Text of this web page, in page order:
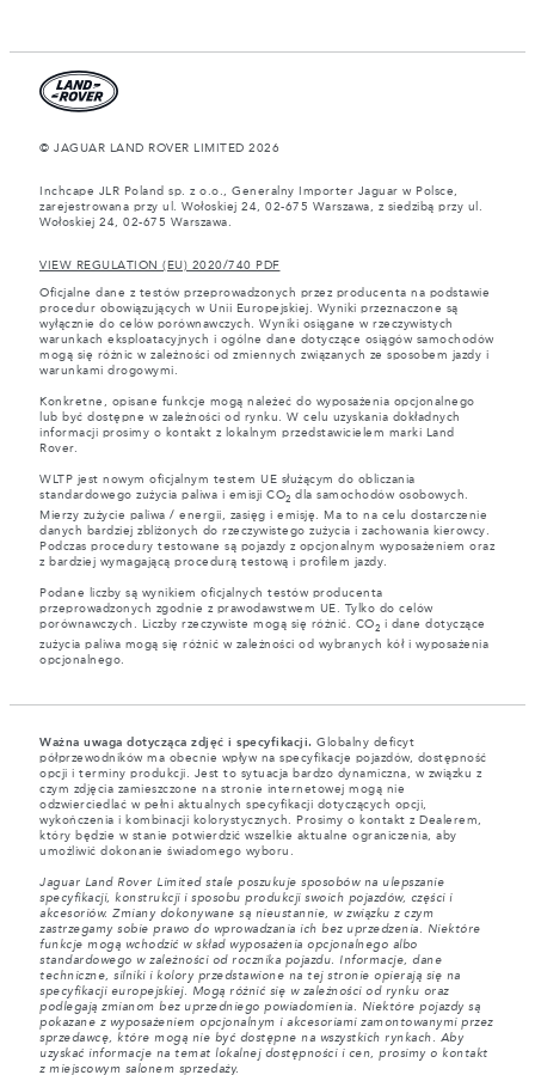
© JAGUAR LAND ROVER LIMITED 2026
Inchcape JLR Poland sp. z o.o., Generalny Importer Jaguar w Polsce,
zarejestrowana przy ul. Wołoskiej 24, 02-675 Warszawa, z siedzibą przy ul.
Wołoskiej 24, 02-675 Warszawa.
VIEW REGULATION (EU) 2020/740 PDF
Oficjalne dane z testów przeprowadzonych przez producenta na podstawie
procedur obowiązujących w Unii Europejskiej. Wyniki przeznaczone są
wyłącznie do celów porównawczych. Wyniki osiągane w rzeczywistych
warunkach eksploatacyjnych i ogólne dane dotyczące osiągów samochodów
mogą się różnic w zależności od zmiennych związanych ze sposobem jazdy i
warunkami drogowymi.
Konkretne, opisane funkcje mogą należeć do wyposażenia opcjonalnego
lub być dostępne w zależności od rynku. W celu uzyskania dokładnych
informacji prosimy o kontakt z lokalnym przedstawicielem marki Land
Rover.
WLTP jest nowym oficjalnym testem UE służącym do obliczania
standardowego zużycia paliwa i emisji CO2 dla samochodów osobowych.
Mierzy zużycie paliwa / energii, zasięg i emisję. Ma to na celu dostarczenie
danych bardziej zbliżonych do rzeczywistego zużycia i zachowania kierowcy.
Podczas procedury testowane są pojazdy z opcjonalnym wyposażeniem oraz
z bardziej wymagającą procedurą testową i profilem jazdy.
Podane liczby są wynikiem oficjalnych testów producenta
przeprowadzonych zgodnie z prawodawstwem UE. Tylko do celów
porównawczych. Liczby rzeczywiste mogą się różnić. CO2 i dane dotyczące
zużycia paliwa mogą się różnić w zależności od wybranych kół i wyposażenia
opcjonalnego.
Ważna uwaga dotycząca zdjęć i specyfikacji. Globalny deficyt
półprzewodników ma obecnie wpływ na specyfikacje pojazdów, dostępność
opcji i terminy produkcji. Jest to sytuacja bardzo dynamiczna, w związku z
czym zdjęcia zamieszczone na stronie internetowej mogą nie
odzwierciedlać w pełni aktualnych specyfikacji dotyczących opcji,
wykończenia i kombinacji kolorystycznych. Prosimy o kontakt z Dealerem,
który będzie w stanie potwierdzić wszelkie aktualne ograniczenia, aby
umożliwić dokonanie świadomego wyboru.
Jaguar Land Rover Limited stale poszukuje sposobów na ulepszanie
specyfikacji, konstrukcji i sposobu produkcji swoich pojazdów, części i
akcesoriów. Zmiany dokonywane są nieustannie, w związku z czym
zastrzegamy sobie prawo do wprowadzania ich bez uprzedzenia. Niektóre
funkcje mogą wchodzić w skład wyposażenia opcjonalnego albo
standardowego w zależności od rocznika pojazdu. Informacje, dane
techniczne, silniki i kolory przedstawione na tej stronie opierają się na
specyfikacji europejskiej. Mogą różnić się w zależności od rynku oraz
podlegają zmianom bez uprzedniego powiadomienia. Niektóre pojazdy są
pokazane z wyposażeniem opcjonalnym i akcesoriami zamontowanymi przez
sprzedawcę, które mogą nie być dostępne na wszystkich rynkach. Aby
uzyskać informacje na temat lokalnej dostępności i cen, prosimy o kontakt
z miejscowym salonem sprzedaży.